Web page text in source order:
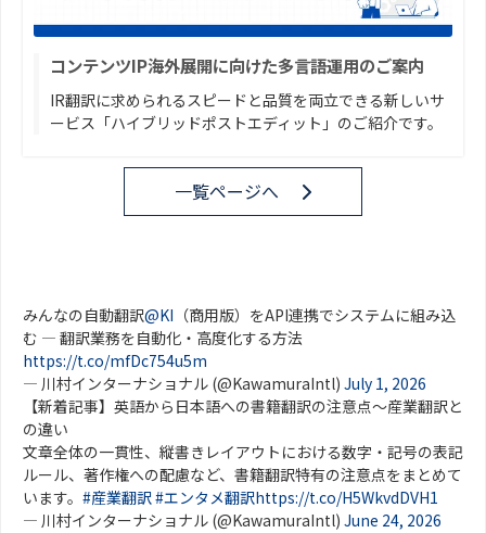
コンテンツIP海外展開に向けた多言語運用のご案内
IR翻訳に求められるスピードと品質を両立できる新しいサ
ービス「ハイブリッドポストエディット」のご紹介です。
一覧ページへ
みんなの自動翻訳@KI （商用版）をAPI連携でシステムに組み込
む ― 翻訳業務を自動化・高度化する方法
https://t.co/mfDc754u5m
— 川村インターナショナル (@KawamuraIntl) July 1, 2026
【新着記事】英語から日本語への書籍翻訳の注意点～産業翻訳と
の違い
文章全体の一貫性、縦書きレイアウトにおける数字・記号の表記
ルール、著作権への配慮など、書籍翻訳特有の注意点をまとめて
います。 #産業翻訳#エンタメ翻訳https://t.co/H5WkvdDVH1
— 川村インターナショナル (@KawamuraIntl) June 24, 2026